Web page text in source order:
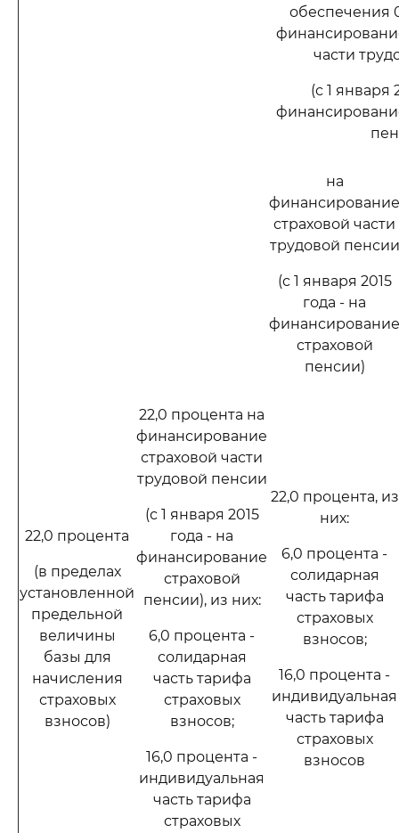
обеспечения
части
(с 1 января
на
финансирование
страховой части
трудовой пенсии
(с 1 января 2015
года - на
финансирование
страховой
пенсии)
22,0 процента
(в пределах
установленной
предельной
величины
базы для
начисления
страховых
взносов)
22,0 процента на
финансирование
страховой части
трудовой пенсии
(с 1 января 2015
года - на
финансирование
страховой
пенсии), из них:
6,0 процента -
солидарная
часть тарифа
страховых
взносов;
16,0 процента -
индивидуальная
часть тарифа
страховых
22,0 процента, из
них:
6,0 процента -
солидарная
часть тарифа
страховых
взносов;
16,0 процента -
индивидуальная
часть тарифа
страховых
взносов